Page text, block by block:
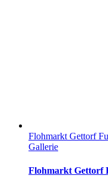
Flohmarkt Gettorf
Gallerie
Flohmarkt Gettorf